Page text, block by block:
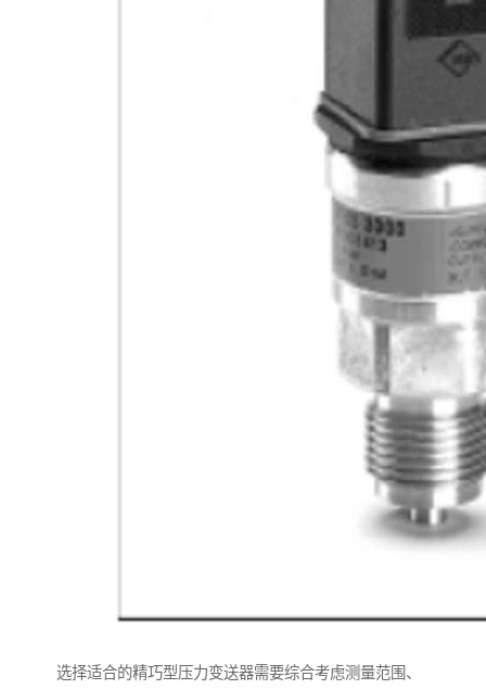
选择适合的精巧型压力变送器需要综合考虑测量范围、